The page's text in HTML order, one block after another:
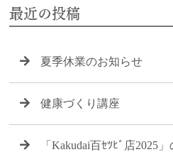
最近の投稿
夏季休業のお知らせ
健康づくり講座
「Kakudai百ｾﾂﾋﾞ店2025